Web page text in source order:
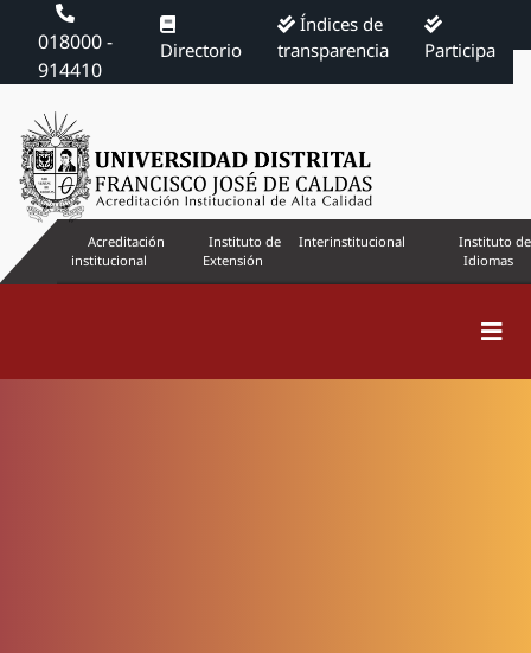
018000 -
914410
Directorio
Índices de
transparencia
Participa
Acreditación
institucional
Instituto de
Extensión
Interinstitucional
Instituto de
Idiomas